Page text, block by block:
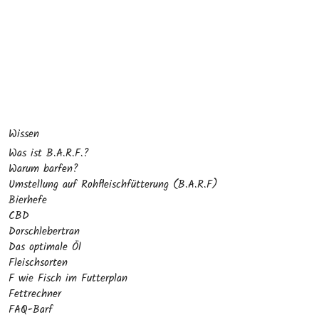
Wissen
Was ist B.A.R.F.?
Warum barfen?
Umstellung auf Rohfleischfütterung (B.A.R.F)
Bierhefe
CBD
Dorschlebertran
Das optimale Öl
Fleischsorten
F wie Fisch im Futterplan
Fettrechner
FAQ-Barf